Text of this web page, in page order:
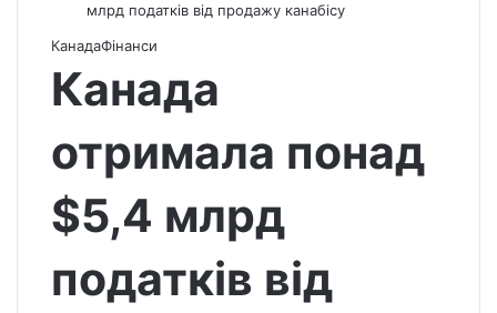
млрд податків від продажу канабісу
КанадаФінанси
Канада
отримала понад
$5,4 млрд
податків від